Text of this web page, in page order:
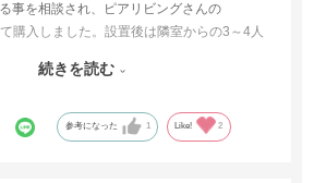
事を相談され、ピアリビングさんの
購入しました。設置後は隣室からの3～4人
らなくなり、その後隣室に人が来ているの
続きを読む
参考になった 1 Like! 2